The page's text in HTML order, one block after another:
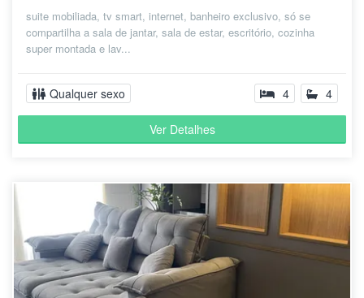
suite mobiliada, tv smart, internet, banheiro exclusivo, só se
compartilha a sala de jantar, sala de estar, escritório, cozinha
super montada e lav...
Qualquer sexo 4 4
Ver Detalhes